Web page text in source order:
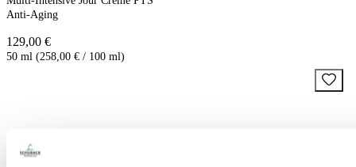
Anti-Aging
129,00 €
50 ml (258,00 € / 100 ml)